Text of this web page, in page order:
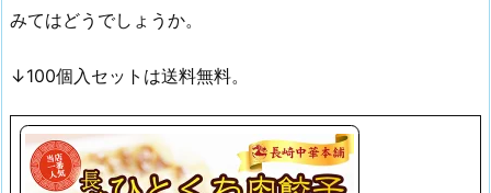
みてはどうでしょうか。
↓100個入セットは送料無料。